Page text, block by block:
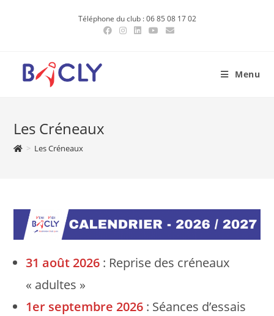
Téléphone du club : 06 85 08 17 02
Menu
Les Créneaux
> Les Créneaux
31 août 2026 : Reprise des créneaux
« adultes »
1er septembre 2026 : Séances d’essais